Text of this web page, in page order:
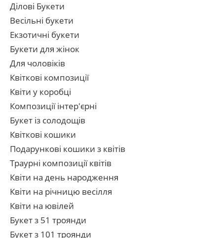
Ділові Букети
Весільні букети
Екзотичні букети
Букети для жінок
Для чоловіків
Квіткові композиції
Квіти у коробці
Композиції інтер'єрні
Букет із солодощів
Квіткові кошики
Подарункові кошики з квітів
Траурні композиції квітів
Квіти на день народження
Квіти на річницю весілля
Квіти на ювілей
Букет з 51 троянди
Букет з 101 троянди